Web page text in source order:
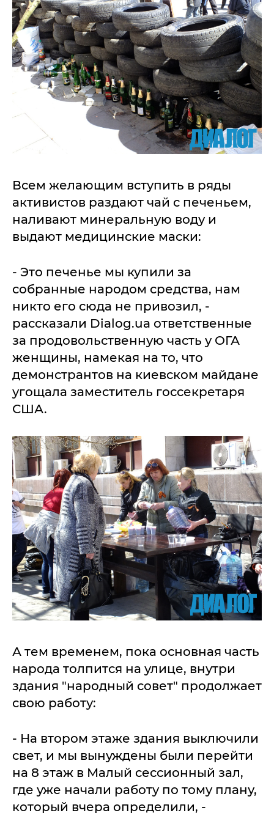
Всем желающим вступить в ряды
активистов раздают чай с печеньем,
наливают минеральную воду и
выдают медицинские маски:
- Это печенье мы купили за
собранные народом средства, нам
никто его сюда не привозил, -
рассказали Dialog.ua ответственные
за продовольственную часть у ОГА
женщины, намекая на то, что
демонстрантов на киевском майдане
угощала заместитель госсекретаря
США.
А тем временем, пока основная часть
народа толпится на улице, внутри
здания "народный совет" продолжает
свою работу:
- На втором этаже здания выключили
свет, и мы вынуждены были перейти
на 8 этаж в Малый сессионный зал,
где уже начали работу по тому плану,
который вчера определили, -